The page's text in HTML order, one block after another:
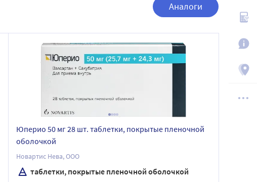
Аналоги
Юперио 50 мг 28 шт. таблетки, покрытые пленочной
оболочкой
Новартис Нева, ООО
таблетки, покрытые пленочной оболочкой